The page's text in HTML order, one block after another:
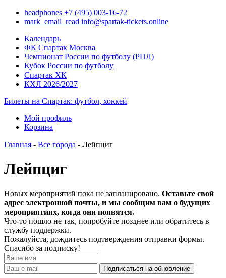
headphones +7 (495) 003-16-72
mark_email_read info@spartak-tickets.online
Календарь
ФК Спартак Москва
Чемпионат России по футболу (РПЛ)
Кубок России по футболу
Спартак ХК
КХЛ 2026/2027
Билеты на Спартак: футбол, хоккей
Мой профиль
Корзина
Главная - Все города - Лейпциг
Лейпциг
Новых мероприятий пока не запланировано. Оставьте свой
адрес электронной почты, и мы сообщим вам о будущих
мероприятиях, когда они появятся.
Что-то пошло не так, попробуйте позднее или обратитесь в
службу поддержки.
Пожалуйста, дождитесь подтверждения отправки формы.
Спасибо за подписку!
Подписаться на обновление